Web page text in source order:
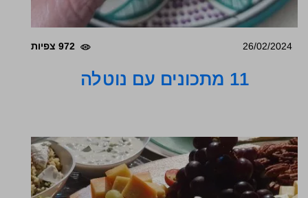
26/02/2024 972 צפיות
11 מתכונים עם נוטלה